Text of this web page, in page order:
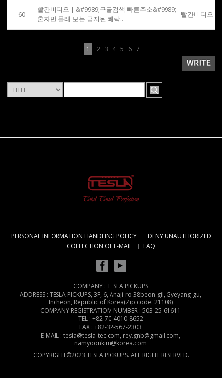
60
빨간비디오 | &#9989;구글검색 빠른주소&#9989;
혼자만 몰래 보는 금지된 쾌락..
빨간비디오
1 2 3 4 5 6 7
PERSONAL INFORMATION HANDLING POLICY
DENY UNAUTHORIZED
COLLECTION OF E-MAIL
FAQ
COMPANY : TESLA PICKUPS
ADDRESS : TESLA PICKUPS, 3F, 6, Anaji-ro 38beon-gil, Gyeyang-gu,
Incheon, Republic of Korea(Zip code: 21108)
COMPANY REGISTRATIOM NUMBER : 503-25-61611
TEL : +82-70-4010-8652
FAX : +82-32-567-2303
E-MAIL : tesla@tesla-tec.com, rey.gnb@gmail.com,
namyoonkim@korea.com
COPYRIGHT©2023 TESLA PICKUPS. ALL RIGHT RESERVED.